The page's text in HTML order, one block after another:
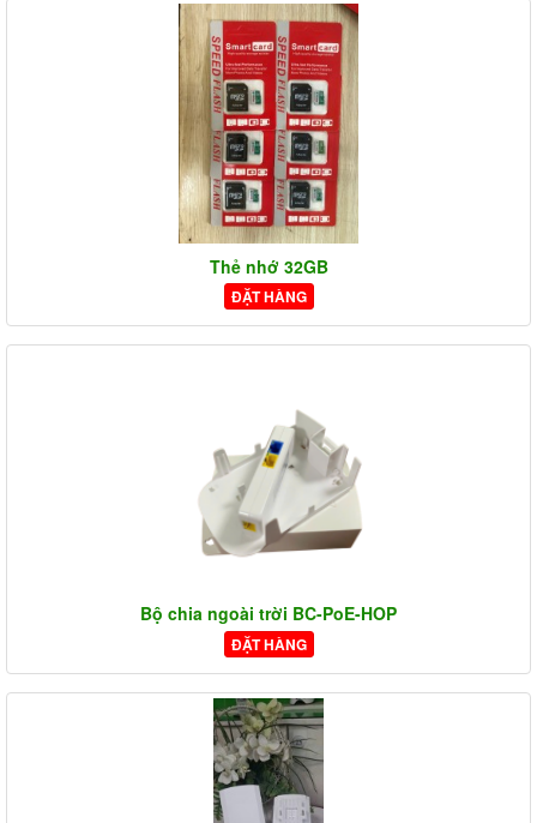
Thẻ nhớ 32GB
ĐẶT HÀNG
Bộ chia ngoài trời BC-PoE-HOP
ĐẶT HÀNG